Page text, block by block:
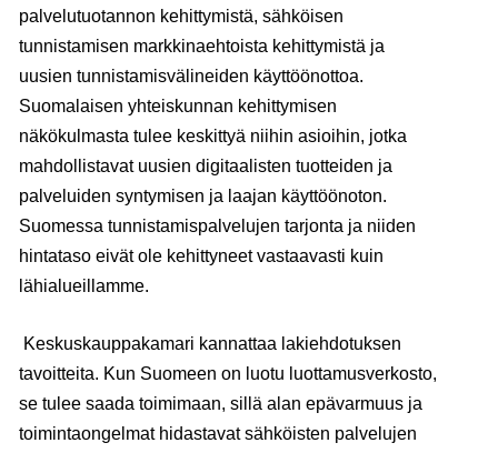
palvelutuotannon kehittymistä, sähköisen
tunnistamisen markkinaehtoista kehittymistä ja
uusien tunnistamisvälineiden käyttöönottoa.
Suomalaisen yhteiskunnan kehittymisen
näkökulmasta tulee keskittyä niihin asioihin, jotka
mahdollistavat uusien digitaalisten tuotteiden ja
palveluiden syntymisen ja laajan käyttöönoton.
Suomessa tunnistamispalvelujen tarjonta ja niiden
hintataso eivät ole kehittyneet vastaavasti kuin
lähialueillamme.
Keskuskauppakamari kannattaa lakiehdotuksen
tavoitteita. Kun Suomeen on luotu luottamusverkosto,
se tulee saada toimimaan, sillä alan epävarmuus ja
toimintaongelmat hidastavat sähköisten palvelujen